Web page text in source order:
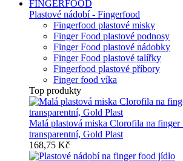
FINGERFOOD
Plastové nádobí - Fingerfood
Fingerfood plastové misky
Finger Food plastové podnosy
Finger Food plastové nádobky
Finger Food plastové talířky
Fingerfood plastové příbory
Finger food víka
Top produkty
Malá plastová miska Clorofila na finger
transparentní, Gold Plast
168,75 Kč